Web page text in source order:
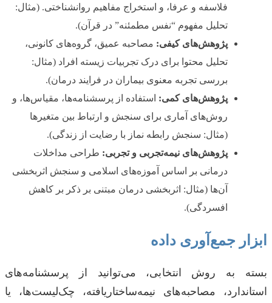
فلاسفه و عرفا، و استخراج مفاهیم روانشناختی. (مثال:
تحلیل مفهوم “نفس مطمئنه” در قرآن).
پژوهش‌های کیفی: مصاحبه عمیق، گروه‌های کانونی،
تحلیل محتوا برای درک تجربیات زیسته افراد (مثال:
بررسی تجربه معنوی بیماران در فرایند درمان).
پژوهش‌های کمی: استفاده از پرسشنامه‌ها، مقیاس‌ها، و
روش‌های آماری برای سنجش و ارتباط بین متغیرها
(مثال: سنجش رابطه نماز با رضایت از زندگی).
پژوهش‌های نیمه‌تجربی و تجربی: طراحی مداخلات
درمانی بر اساس آموزه‌های اسلامی و سنجش اثربخشی
آن‌ها (مثال: اثربخشی درمان مبتنی بر ذکر بر کاهش
افسردگی).
ابزار جمع‌آوری داده
بسته به روش انتخابی، می‌توانید از پرسشنامه‌های
استاندارد، مصاحبه‌های نیمه‌ساختاریافته، چک‌لیست‌ها، یا